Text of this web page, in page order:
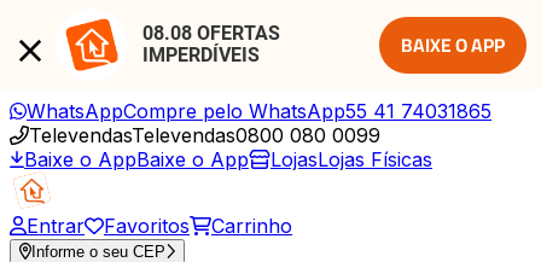
08.08 OFERTAS
IMPERDÍVEIS
BAIXE O APP
WhatsAppCompre pelo WhatsApp55 41 74031865
TelevendasTelevendas0800 080 0099
Baixe o AppBaixe o App LojasLojas Físicas
Entrar Favoritos Carrinho
Informe o seu CEP